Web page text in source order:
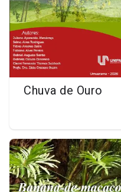
Chuva de Ouro